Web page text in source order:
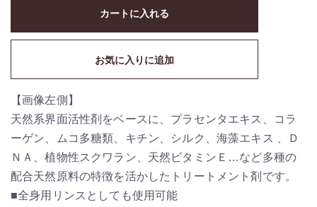
カートに入れる
お気に入りに追加
【画像左側】
天然系界面活性剤をベースに、プラセンタエキス、コラ
ーゲン、ムコ多糖類、キチン、シルク、海藻エキス 、Ｄ
ＮＡ、植物性スクワラン、天然ビタミンＥ…など多種の
配合天然原料の特徴を活かしたトリートメント剤です。
■全身用リンスとしても使用可能